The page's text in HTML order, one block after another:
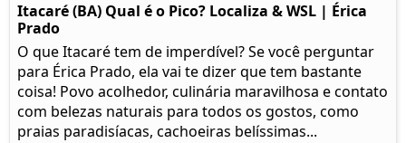
Itacaré (BA) Qual é o Pico? Localiza & WSL | Érica
Prado​
O que Itacaré tem de imperdível? Se você perguntar
para Érica Prado, ela vai te dizer que tem bastante
coisa!​ Povo acolhedor, culinária maravilhosa e contato
com belezas naturais para todos os gostos, como
praias paradisíacas, cachoeiras belíssimas...